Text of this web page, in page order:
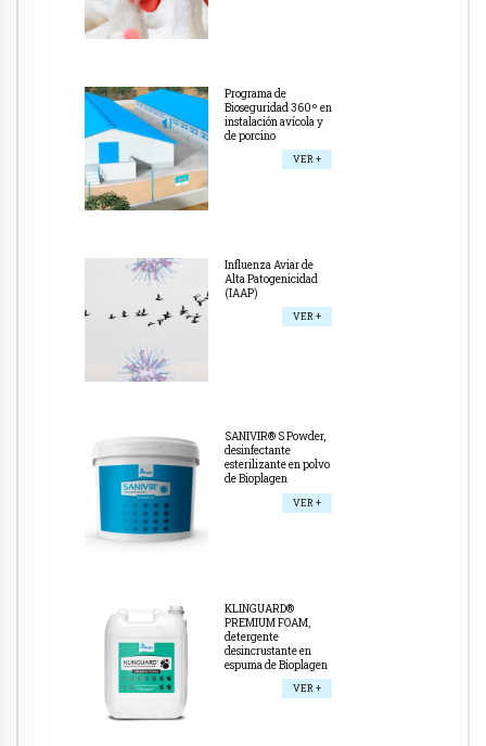
Programa de
Bioseguridad 360º en
instalación avícola y
de porcino
VER +
Influenza Aviar de
Alta Patogenicidad
(IAAP)
VER +
SANIVIR® S Powder,
desinfectante
esterilizante en polvo
de Bioplagen
VER +
KLINGUARD®
PREMIUM FOAM,
detergente
desincrustante en
espuma de Bioplagen
VER +